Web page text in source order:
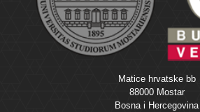
Matice hrvatske bb
88000 Mostar
Bosna i Hercegovina